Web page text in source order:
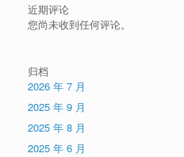
近期评论
您尚未收到任何评论。
归档
2026 年 7 月
2025 年 9 月
2025 年 8 月
2025 年 6 月